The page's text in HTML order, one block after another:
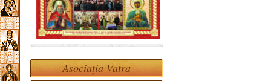
Asociația Vatra